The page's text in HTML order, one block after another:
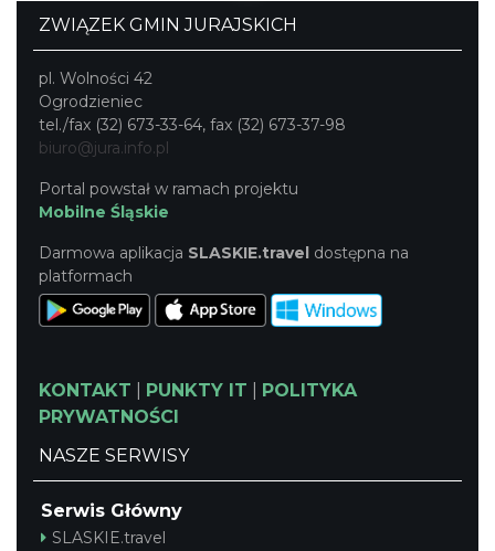
ZWIĄZEK GMIN JURAJSKICH
pl. Wolności 42
Ogrodzieniec
tel./fax (32) 673-33-64, fax (32) 673-37-98
biuro@jura.info.pl
Portal powstał w ramach projektu
Mobilne Śląskie
Darmowa aplikacja SLASKIE.travel dostępna na
platformach
KONTAKT PUNKTY IT
POLITYKA
PRYWATNOŚCI
NASZE SERWISY
Serwis Główny
SLASKIE.travel